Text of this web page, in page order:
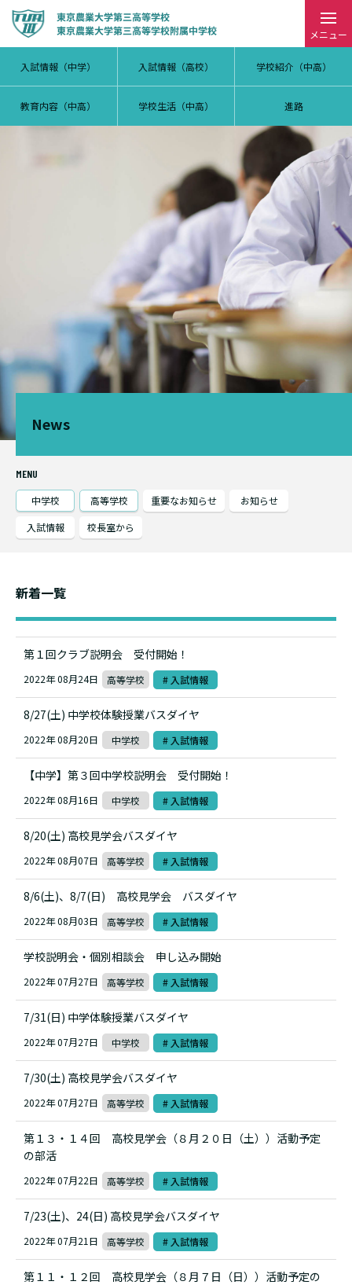
入試情報（中学） 入試情報（高校） 学校紹介（中高）
教育内容（中高） 学校生活（中高） 進路
メニュー
News
MENU
中学校
高等学校 重要なお知らせ
お知らせ
入試情報
校長室から
新着一覧
第１回クラブ説明会 受付開始！
2022年 08月24日 高等学校 # 入試情報
8/27(土) 中学校体験授業バスダイヤ
2022年 08月20日 中学校 # 入試情報
【中学】第３回中学校説明会 受付開始！
2022年 08月16日 中学校 # 入試情報
8/20(土) 高校見学会バスダイヤ
2022年 08月07日 高等学校 # 入試情報
8/6(土)、8/7(日) 高校見学会 バスダイヤ
2022年 08月03日 高等学校 # 入試情報
学校説明会・個別相談会 申し込み開始
2022年 07月27日 高等学校 # 入試情報
7/31(日) 中学体験授業バスダイヤ
2022年 07月27日 中学校 # 入試情報
7/30(土) 高校見学会バスダイヤ
2022年 07月27日 高等学校 # 入試情報
第１３・１４回 高校見学会（８月２０日（土））活動予定
の部活
2022年 07月22日 高等学校 # 入試情報
7/23(土)、24(日) 高校見学会バスダイヤ
2022年 07月21日 高等学校 # 入試情報
第１１・１２回 高校見学会（８月７日（日））活動予定の